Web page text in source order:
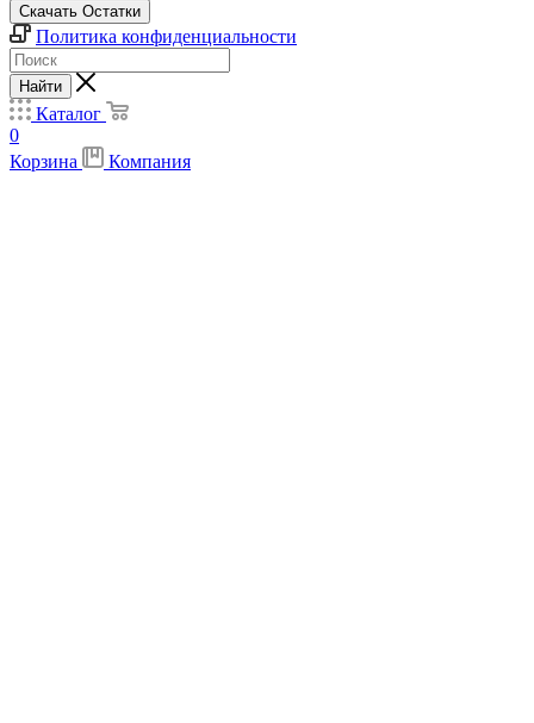
Скачать Остатки
Политика конфиденциальности
Найти
Каталог
0
Корзина
Компания